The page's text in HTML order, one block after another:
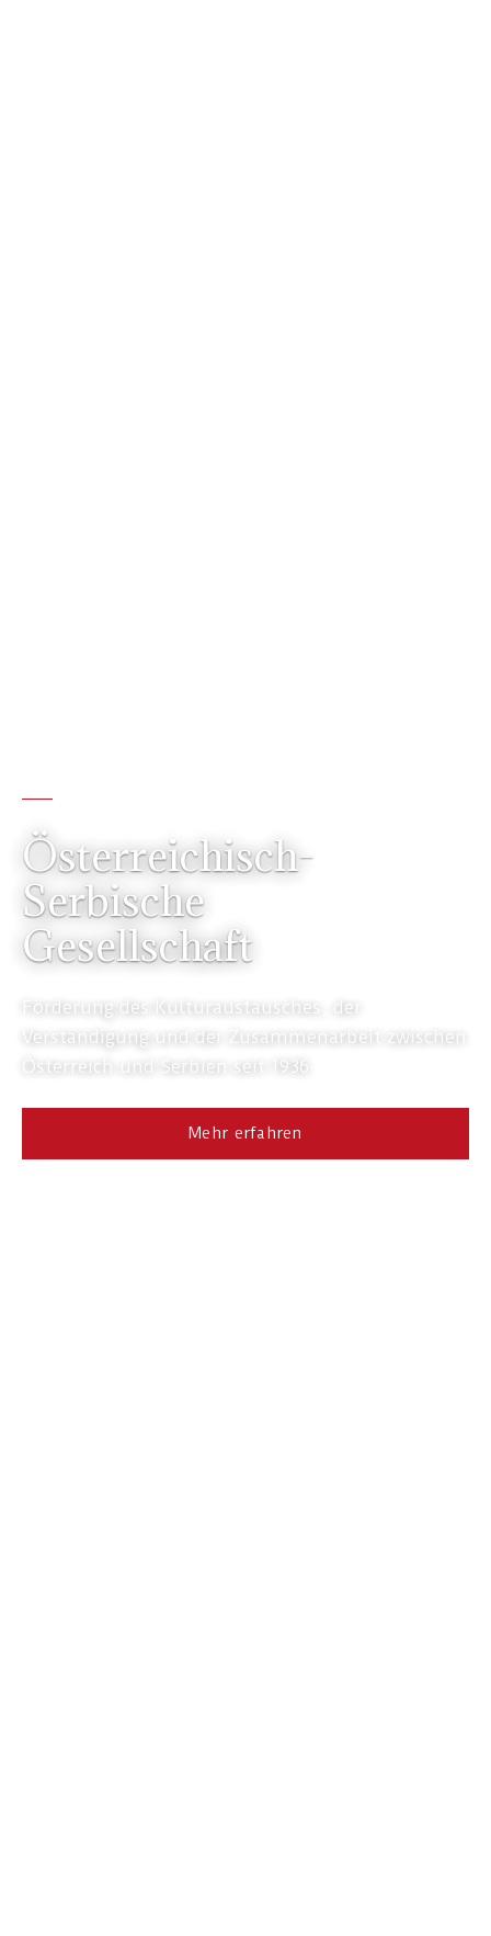
Österreichisch-
Serbische
Gesellschaft
Förderung des Kulturaustausches, der
Verständigung und der Zusammenarbeit zwischen
Österreich und Serbien seit 1936.
Mehr erfahren